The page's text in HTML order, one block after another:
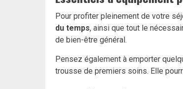
Pour profiter pleinement de votre
du temps, ainsi que tout le
de bien-être général.
Pensez également à emporter
trousse de premiers soins. Elle